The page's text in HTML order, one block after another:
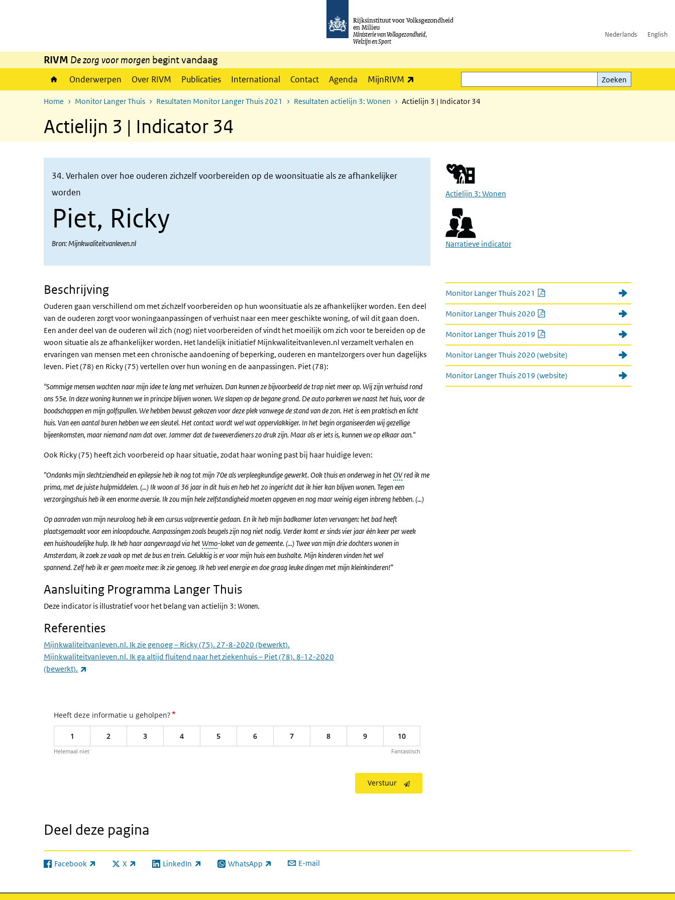
Rijksinstituut voor Volksgezondheid
en Milieu
Ministerie van Volksgezondheid,
Welzijn en Sport
Nederlands English
RIVM De zorg voor morgen begint vandaag
Onderwerpen Over RIVM Publicaties International Contact Agenda MijnRIVM
Zoeken
Zoeken
Home Monitor Langer Thuis Resultaten Monitor Langer Thuis 2021 Resultaten actielijn 3: Wonen Actielijn 3 | Indicator 34
Actielijn 3 | Indicator 34
34. Verhalen over hoe ouderen zichzelf voorbereiden op de woonsituatie als ze afhankelijker
worden
Piet, Ricky
Bron: Mijnkwaliteitvanleven.nl
Beschrijving
Ouderen gaan verschillend om met zichzelf voorbereiden op hun woonsituatie als ze afhankelijker worden. Een deel
van de ouderen zorgt voor woningaanpassingen of verhuist naar een meer geschikte woning, of wil dit gaan doen.
Een ander deel van de ouderen wil zich (nog) niet voorbereiden of vindt het moeilijk om zich voor te bereiden op de
woon situatie als ze afhankelijker worden. Het landelijk initiatief Mijnkwaliteitvanleven.nl verzamelt verhalen en
ervaringen van mensen met een chronische aandoening of beperking, ouderen en mantelzorgers over hun dagelijks
leven. Piet (78) en Ricky (75) vertellen over hun woning en de aanpassingen. Piet (78):
"Sommige mensen wachten naar mijn idee te lang met verhuizen. Dan kunnen ze bijvoorbeeld de trap niet meer op. Wij zijn verhuisd rond
ons 55e. In deze woning kunnen we in principe blijven wonen. We slapen op de begane grond. De auto parkeren we naast het huis, voor de
boodschappen en mijn golfspullen. We hebben bewust gekozen voor deze plek vanwege de stand van de zon. Het is een praktisch en licht
huis. Van een aantal buren hebben we een sleutel. Het contact wordt wel wat oppervlakkiger. In het begin organiseerden wij gezellige
bijeenkomsten, maar niemand nam dat over. Jammer dat de tweeverdieners zo druk zijn. Maar als er iets is, kunnen we op elkaar aan."
Ook Ricky (75) heeft zich voorbereid op haar situatie, zodat haar woning past bij haar huidige leven:
"Ondanks mijn slechtziendheid en epilepsie heb ik nog tot mijn 70e als verpleegkundige gewerkt. Ook thuis en onderweg in het OVred ik me
prima, met de juiste hulpmiddelen. (…) Ik woon al 36 jaar in dit huis en heb het zo ingericht dat ik hier kan blijven wonen. Tegen een
verzorgingshuis heb ik een enorme aversie. Ik zou mijn hele zelfstandigheid moeten opgeven en nog maar weinig eigen inbreng hebben. (…)
Op aanraden van mijn neuroloog heb ik een cursus valpreventie gedaan. En ik heb mijn badkamer laten vervangen: het bad heeft
plaatsgemaakt voor een inloopdouche. Aanpassingen zoals beugels zijn nog niet nodig. Verder komt er sinds vier jaar één keer per week
een huishoudelijke hulp. Ik heb haar aangevraagd via hetWmo-loket van de gemeente. (…) Twee van mijn drie dochters wonen in
Amsterdam, ik zoek ze vaak op met de bus en trein. Gelukkig is er voor mijn huis een bushalte. Mijn kinderen vinden het wel
spannend. Zelf heb ik er geen moeite mee: ik zie genoeg. Ik heb veel energie en doe graag leuke dingen met mijn kleinkinderen!”
Aansluiting Programma Langer Thuis
Deze indicator is illustratief voor het belang van actielijn 3: Wonen.
Referenties
Mijnkwaliteitvanleven.nl. Ik zie genoeg – Ricky (75). 27-8-2020 (bewerkt).
Mijnkwaliteitvanleven.nl. Ik ga altijd fluitend naar het ziekenhuis – Piet (78). 8-12-2020
(bewerkt).
Heeft deze informatie u geholpen?*
1 2 3 4 5 6 7 8 9 10
Helemaal niet Fantastisch
Verstuur
Actielijn 3: Wonen
Narratieve indicator
link naar kamerbrief en monitor
Monitor Langer Thuis 2021
Monitor Langer Thuis 2020
Monitor Langer Thuis 2019
Monitor Langer Thuis 2020 (website)
Monitor Langer Thuis 2019 (website)
Deel deze pagina
Facebook
(externe link) X
(externe link) LinkedIn
(externe link) WhatsApp
(externe link) E-mail